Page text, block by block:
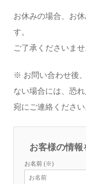
お休みの場合、お
す。
ご了承くださいませ
※ お問い合わせ後
ない場合には、恐
宛にご連絡ください
お客様の情
お名前(※)